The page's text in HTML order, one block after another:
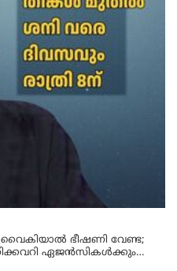
വൈകിയാൽ ഭീഷണി വേണ്ട;
ഏജൻസികൾക്കും